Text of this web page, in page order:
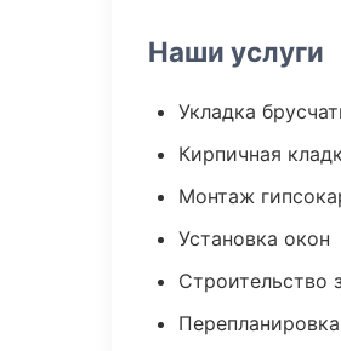
Наши услуги
Укладка
Кирпичная
Монтаж
Установка окон
Строительство
Перепланировка